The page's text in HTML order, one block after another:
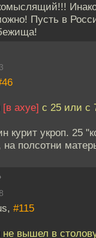
Пусть в
[в ахуе] с 25 или с
курит укроп. 25
на полсотни
#115
вышел в